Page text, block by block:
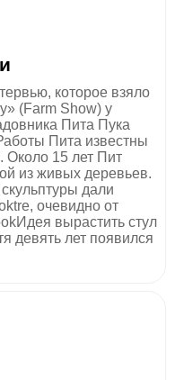
которое взяло
(Farm Show) у
Пита Пука
Пита известны
Около 15 лет Пит
из живых деревьев.
дали
очевидно от
вырастить стул
девять лет появился